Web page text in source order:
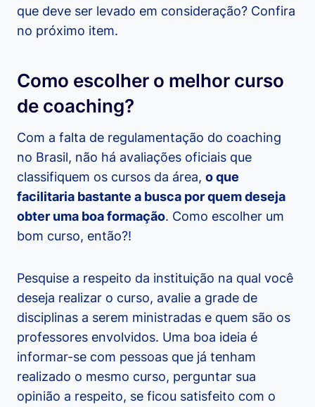
que deve ser levado em consideração? Confira
no próximo item.
Como escolher o melhor curso
de coaching?
Com a falta de regulamentação do coaching
no Brasil, não há avaliações oficiais que
classifiquem os cursos da área, o que
facilitaria bastante a busca por quem deseja
obter uma boa formação. Como escolher um
bom curso, então?!
Pesquise a respeito da instituição na qual você
deseja realizar o curso, avalie a grade de
disciplinas a serem ministradas e quem são os
professores envolvidos. Uma boa ideia é
informar-se com pessoas que já tenham
realizado o mesmo curso, perguntar sua
opinião a respeito, se ficou satisfeito com o